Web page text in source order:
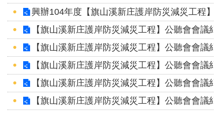
政
策
智
能
服
務
台
興辦104年度【旗山溪新庄護岸防災減災工程】
【旗山溪新庄護岸防災減災工程】公聽會會議
【旗山溪新庄護岸防災減災工程】公聽會會議
【旗山溪新庄護岸防災減災工程】公聽會會議
【旗山溪新庄護岸防災減災工程】公聽會會議
【旗山溪新庄護岸防災減災工程】公聽會會議